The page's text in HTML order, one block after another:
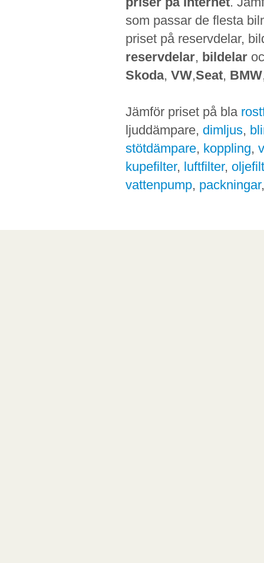
som passar de flesta
priset på reservdelar,
reservdelar, bildelar
Skoda, VW,Seat, BMW
Jämför priset på bla
ljuddämpare, dimljus,
stötdämpare, koppling,
kupefilter, luftfilter,
vattenpump, packningar